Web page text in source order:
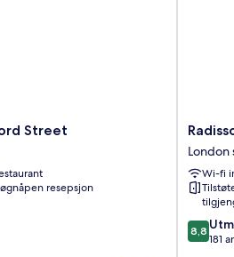
Street
resepsjon
Blu
Hotel,
London
Euston
Square
London
sentrum
London
Wi-fi
8.8
av
8,8
181